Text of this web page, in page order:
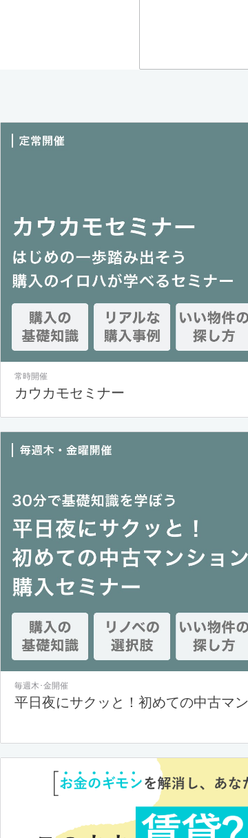
常時開催
カウカモセミナー
毎週木･金開催
平日夜にサクッと！初めての中古マ